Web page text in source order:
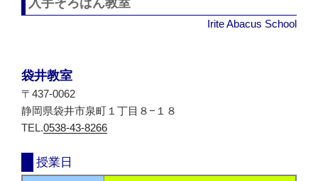
Irite Abacus School
袋井教室
〒437-0062
静岡県袋井市泉町１丁目８−１８
TEL.0538-43-8266
授業日